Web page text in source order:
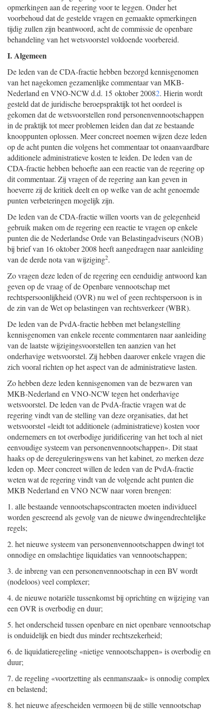
opmerkingen aan de regering voor te leggen. Onder het
voorbehoud dat de gestelde vragen en gemaakte opmerkingen
tijdig zullen zijn beantwoord, acht de commissie de openbare
behandeling van het wetsvoorstel voldoende voorbereid.
I. Algemeen
De leden van de CDA-fractie hebben bezorgd kennisgenomen
van het nagekomen gezamenlijke commentaar van MKB-
Nederland en VNO-NCW d.d. 15 oktober 20082. Hierin wordt
gesteld dat de juridische beroepspraktijk tot het oordeel is
gekomen dat de wetsvoorstellen rond personenvennootschappen
in de praktijk tot meer problemen leiden dan dat ze bestaande
knooppunten oplossen. Meer concreet noemen wijzen deze leden
op de acht punten die volgens het commentaar tot onaanvaardbare
additionele administratieve kosten te leiden. De leden van de
CDA-fractie hebben behoefte aan een reactie van de regering op
dit commentaar. Zij vragen of de regering aan kan geven in
hoeverre zij de kritiek deelt en op welke van de acht genoemde
punten verbeteringen mogelijk zijn.
De leden van de CDA-fractie willen voorts van de gelegenheid
gebruik maken om de regering een reactie te vragen op enkele
punten die de Nederlandse Orde van Belastingadviseurs (NOB)
bij brief van 16 oktober 2008 heeft aangedragen naar aanleiding
van de derde nota van wijziging2.
Zo vragen deze leden of de regering een eenduidig antwoord kan
geven op de vraag of de Openbare vennootschap met
rechtspersoonlijkheid (OVR) nu wel of geen rechtspersoon is in
de zin van de Wet op belastingen van rechtsverkeer (WBR).
De leden van de PvdA-fractie hebben met belangstelling
kennisgenomen van enkele recente commentaren naar aanleiding
van de laatste wijzigingsvoorstellen ten aanzien van het
onderhavige wetsvoorstel. Zij hebben daarover enkele vragen die
zich vooral richten op het aspect van de administratieve lasten.
Zo hebben deze leden kennisgenomen van de bezwaren van
MKB-Nederland en VNO-NCW tegen het onderhavige
wetsvoorstel. De leden van de PvdA-fractie vragen wat de
regering vindt van de stelling van deze organisaties, dat het
wetsvoorstel «leidt tot additionele (administratieve) kosten voor
ondernemers en tot overbodige juridificering van het toch al niet
eenvoudige systeem van personenvennootschappen». Dit staat
haaks op de dereguleringswens van het kabinet, zo merken deze
leden op. Meer concreet willen de leden van de PvdA-fractie
weten wat de regering vindt van de volgende acht punten die
MKB Nederland en VNO NCW naar voren brengen:
1. alle bestaande vennootschapscontracten moeten individueel
worden gescreend als gevolg van de nieuwe dwingendrechtelijke
regels;
2. het nieuwe systeem van personenvennootschappen dwingt tot
onnodige en omslachtige liquidaties van vennootschappen;
3. de inbreng van een personenvennootschap in een BV wordt
(nodeloos) veel complexer;
4. de nieuwe notariële tussenkomst bij oprichting en wijziging van
een OVR is overbodig en duur;
5. het onderscheid tussen openbare en niet openbare vennootschap
is onduidelijk en biedt dus minder rechtszekerheid;
6. de liquidatieregeling «nietige vennootschappen» is overbodig en
duur;
7. de regeling «voortzetting als eenmanszaak» is onnodig complex
en belastend;
8. het nieuwe afgescheiden vermogen bij de stille vennootschap